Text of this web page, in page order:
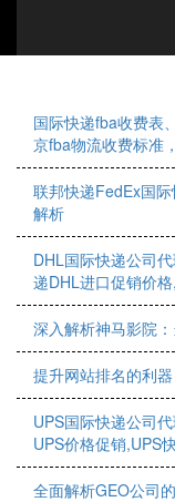
国际快递fba收费表
京fba物流收费标准
联邦快递FedEx国
解析
DHL国际快递公司
递DHL进口促销价
深入解析神马影院
提升网站排名的利
UPS国际快递公司
UPS价格促销,UPS
全面解析GEO公司